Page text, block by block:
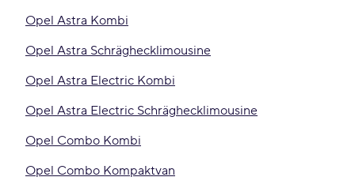
Opel Astra Kombi
Opel Astra Schräghecklimousine
Opel Astra Electric Kombi
Opel Astra Electric Schräghecklimousine
Opel Combo Kombi
Opel Combo Kompaktvan